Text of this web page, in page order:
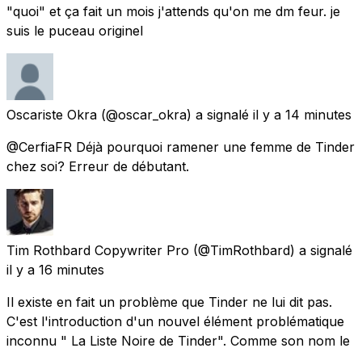
"quoi" et ça fait un mois j'attends qu'on me dm feur. je
suis le puceau originel
Oscariste Okra (@oscar_okra) a signalé il y a 14 minutes
@CerfiaFR Déjà pourquoi ramener une femme de Tinder
chez soi? Erreur de débutant.
Tim Rothbard Copywriter Pro (@TimRothbard) a signalé
il y a 16 minutes
Il existe en fait un problème que Tinder ne lui dit pas.
C'est l'introduction d'un nouvel élément problématique
inconnu " La Liste Noire de Tinder". Comme son nom le